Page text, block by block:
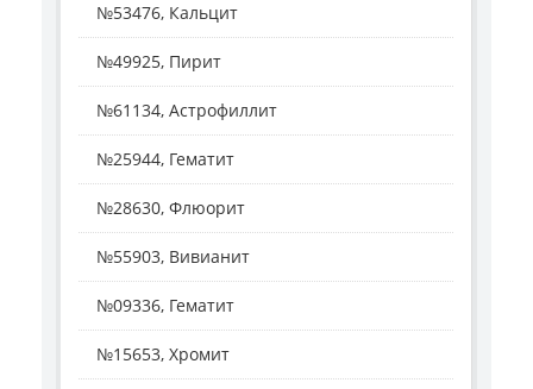
№53476, Кальцит
№49925, Пирит
№61134, Астрофиллит
№25944, Гематит
№28630, Флюорит
№55903, Вивианит
№09336, Гематит
№15653, Хромит